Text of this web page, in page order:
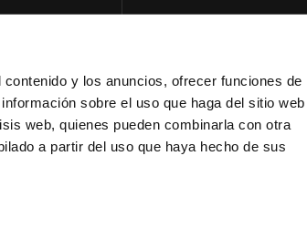
y los anuncios, ofrecer funciones de
sobre el uso que haga del sitio web
web, quienes pueden combinarla con otra
a partir del uso que haya hecho de sus
© 2023 Conservas Serrats